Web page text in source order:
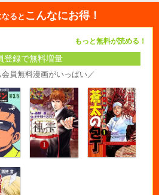
なると こんなにお得！
もっと無料が読める！
登録で無料増量
員無料漫画がいっぱい／